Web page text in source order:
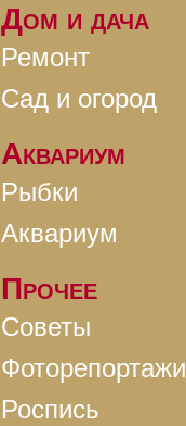
Дом и дача
Ремонт
Сад и огород
Аквариум
Рыбки
Аквариум
Прочее
Советы
Фоторепортажи
Роспись